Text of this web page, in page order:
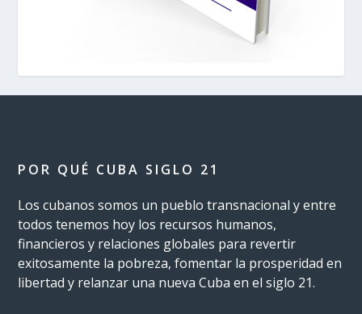
POR QUÉ CUBA SIGLO 21
Los cubanos somos un pueblo transnacional y entre
todos tenemos hoy los recursos humanos,
financieros y relaciones globales para revertir
exitosamente la pobreza, fomentar la prosperidad en
libertad y relanzar una nueva Cuba en el siglo 21.